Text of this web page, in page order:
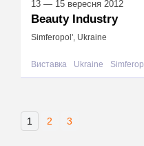
13 — 15 вересня 2012
Beauty Industry
Simferopol', Ukraine
Виставка Ukraine
1 2 3